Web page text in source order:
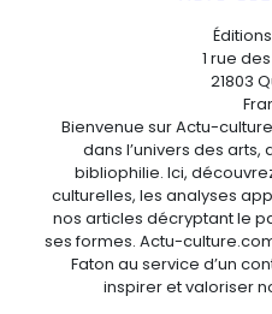
1 rue
21803
Bienvenue sur Actu-
dans l’univers des
bibliophilie. Ici,
culturelles, les analyses
nos articles décryptant le
ses formes. Actu-
Faton au service d’un
inspirer et valoriser